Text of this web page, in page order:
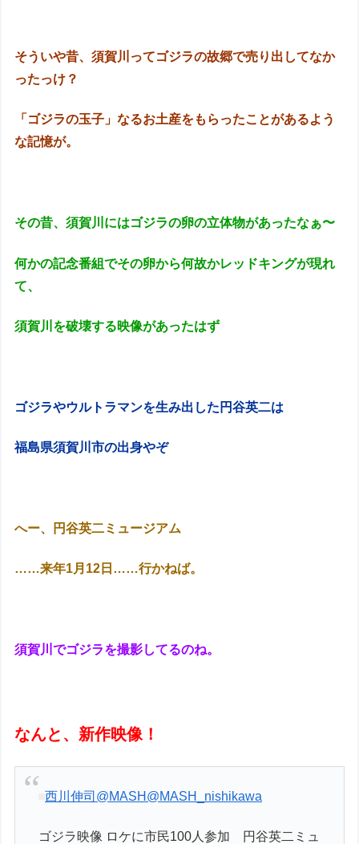
そういや昔、須賀川ってゴジラの故郷で売り出してなか
ったっけ？
「ゴジラの玉子」なるお土産をもらったことがあるよう
な記憶が。
その昔、須賀川にはゴジラの卵の立体物があったなぁ〜
何かの記念番組でその卵から何故かレッドキングが現れ
て、
須賀川を破壊する映像があったはず
ゴジラやウルトラマンを生み出した円谷英二は
福島県須賀川市の出身やぞ
へー、円谷英二ミュージアム
……来年1月12日……行かねば。
須賀川でゴジラを撮影してるのね。
なんと、新作映像！
西川伸司@MASH @MASH_nishikawa
ゴジラ映像 ロケに市民100人参加 円谷英二ミュ